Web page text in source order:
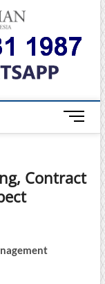
Warta
PELATIHAN
DAN
TERBAIK DI
M
e
B
Contract